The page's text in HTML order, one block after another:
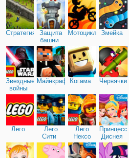
Стратегия
Защита
башни
МотоциклыЗмейка
Звездные
войны
МайнкрафтКогама Червячки
Лего
Лего
Сити
Лего
Нексо
Найтс
Принцессы
Диснея